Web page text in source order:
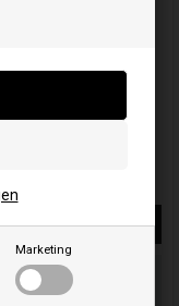
Marketing
Weiterlesen
Uhr
an E-Mail